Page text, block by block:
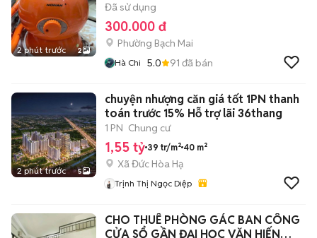
2 phút trước 2
Đã sử dụng
300.000 đ
Phường Bạch Mai
Hà Chi 5.0 91 đã bán
2 phút trước 5
chuyện nhượng căn giá tốt 1PN thanh
toán trước 15% Hỗ trợ lãi 36thang
1 PN Chung cư
1,55 tỷ 39 tr/m² 40 m²
Xã Đức Hòa Hạ
Trịnh Thị Ngọc Diệp
CHO THUÊ PHÒNG GÁC BAN CÔNG
CỬA SỔ GẦN ĐẠI HỌC VĂN HIẾN